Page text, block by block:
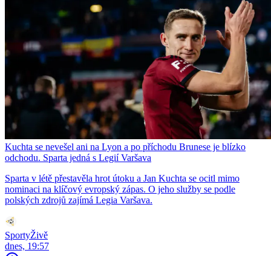
Kuchta se nevešel ani na Lyon a po příchodu Brunese je blízko
odchodu. Sparta jedná s Legií Varšava
Sparta v létě přestavěla hrot útoku a Jan Kuchta se ocitl mimo
nominaci na klíčový evropský zápas. O jeho služby se podle
polských zdrojů zajímá Legia Varšava.
SportyŽivě
dnes, 19:57